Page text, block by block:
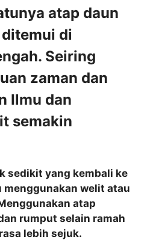
atap daun
di
Seiring
zaman dan
Ilmu dan
semakin
sedikit yang kembali ke
menggunakan welit atau
atap
rumput selain ramah
lebih sejuk.